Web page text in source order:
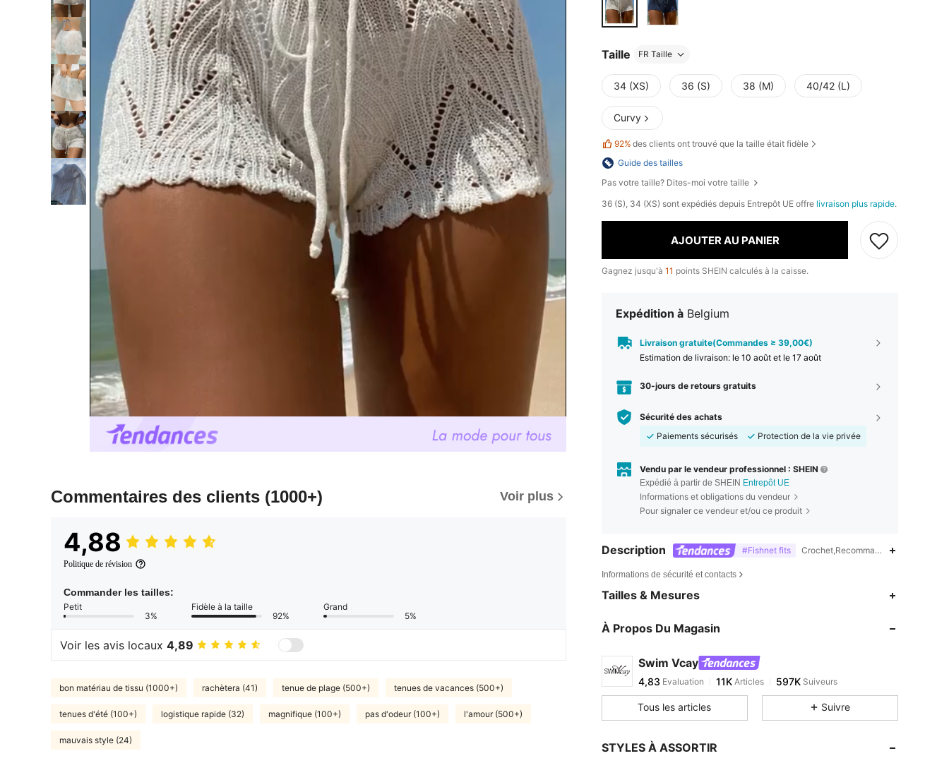
Commentaires des clients (1000+) Voir plus
4,88
Politique de révision
Commander les tailles:
Petit
3%
Fidèle à la taille
92%
Grand
5%
Voir les avis locaux 4,89
bon matériau de tissu (1000+) rachètera (41) tenue de plage (500+) tenues de vacances (500+)
tenues d'été (100+) logistique rapide (32) magnifique (100+) pas d'odeur (100+) l'amour (500+)
mauvais style (24)
Taille FR Taille
34 (XS) 36 (S) 38 (M) 40/42 (L)
Curvy
92% des clients ont trouvé que la taille était fidèle
Guide des tailles
Pas votre taille? Dites-moi votre taille
​36 (S), 34 (XS) sont expédiés depuis Entrepôt UE offre livraison plus rapide.
AJOUTER AU PANIER
Gagnez jusqu'à 11 points SHEIN calculés à la caisse.
Expédition à Belgium
Livraison gratuite(Commandes ≥ 39,00€)
Estimation de livraison: le 10 août et le 17 août
30-jours de retours gratuits
Sécurité des achats
Paiements sécurisés
Protection de la vie privée
Vendu par le vendeur professionnel : SHEIN
Expédié à partir de SHEIN Entrepôt UE
Informations et obligations du vendeur
Pour signaler ce vendeur et/ou ce produit
Description #Fishnet fits Crochet,Recommandé pour une
Informations de sécurité et contacts
Tailles & Mesures
À Propos Du Magasin
Swim Vcay
4,83
11K
4,83 Evaluation 11KArticles
n***uest en train de naviguer
4,83
4,83
11K
Tous les articles Suivre
STYLES À ASSORTIR